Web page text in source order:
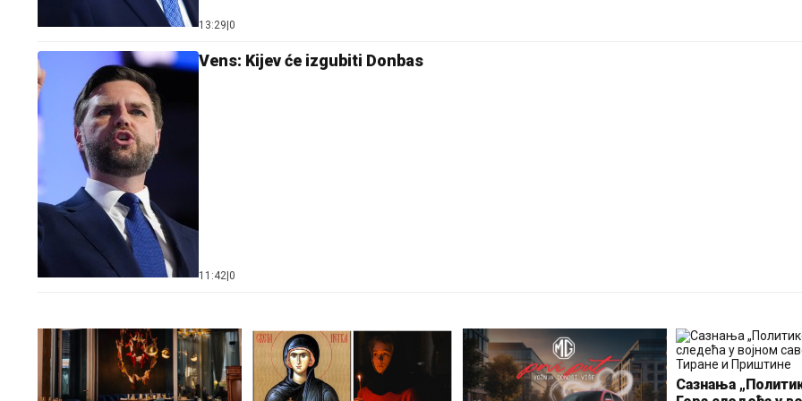
13:29 0
Vens: Kijev će izgubiti Donbas
11:42 0
Сазнања